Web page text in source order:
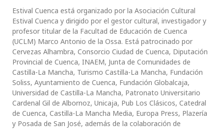
Estival Cuenca está organizado por la Asociación Cultural
Estival Cuenca y dirigido por el gestor cultural, investigador y
profesor titular de la Facultad de Educación de Cuenca
(UCLM) Marco Antonio de la Ossa. Está patrocinado por
Cervezas Alhambra, Consorcio Ciudad de Cuenca, Diputación
Provincial de Cuenca, INAEM, Junta de Comunidades de
Castilla-La Mancha, Turismo Castilla-La Mancha, Fundación
Soliss, Ayuntamiento de Cuenca, Fundación Globalcaja,
Universidad de Castilla-La Mancha, Patronato Universitario
Cardenal Gil de Albornoz, Unicaja, Pub Los Clásicos, Catedral
de Cuenca, Castilla-La Mancha Media, Europa Press, Plazería
y Posada de San José, además de la colaboración de